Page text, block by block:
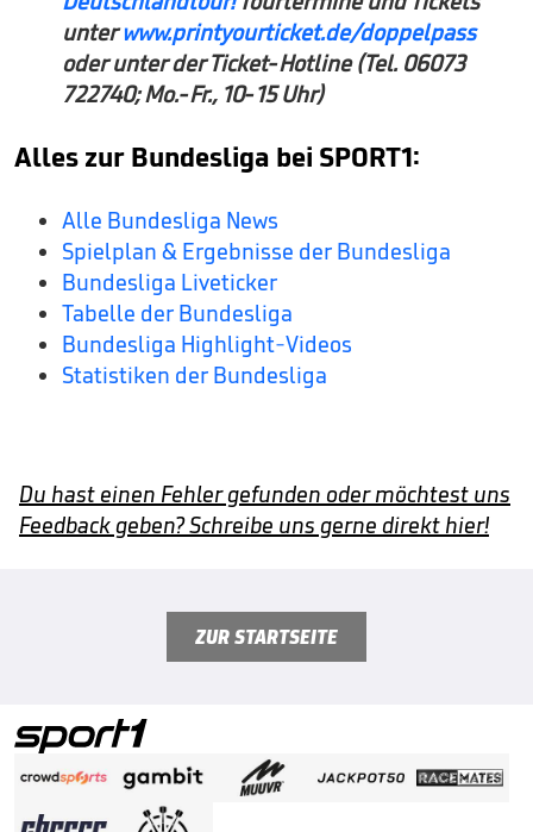
unterwww.printyourticket.de/doppelpass
oder unter der Ticket-Hotline (Tel. 06073
722740; Mo.-Fr., 10-15 Uhr)
Alles zur Bundesliga bei SPORT1:
Alle Bundesliga News
Spielplan & Ergebnisse der Bundesliga
Bundesliga Liveticker
Tabelle der Bundesliga
Bundesliga Highlight-Videos
Statistiken der Bundesliga
Du hast einen Fehler gefunden oder möchtest uns
Feedback geben? Schreibe uns gerne direkt hier!
ZUR STARTSEITE